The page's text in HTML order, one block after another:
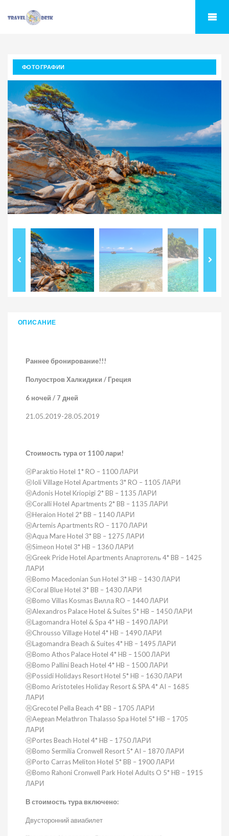
ФОТОГРАФИИ
ОПИСАНИЕ
Раннее бронирование!!!
Полуостров Халкидики / Греция
6 ночей / 7 дней
21.05.2019-28.05.2019
Стоимость тура от 1100 лари!
ⒽParaktio Hotel 1* RO – 1100 ЛАРИ
ⒽIoli Village Hotel Apartments 3* RO – 1105 ЛАРИ
ⒽAdonis Hotel Kriopigi 2* BB – 1135 ЛАРИ
ⒽCoralli Hotel Apartments 2* BB – 1135 ЛАРИ
ⒽHeraion Hotel 2* BB – 1140 ЛАРИ
ⒽArtemis Apartments RO – 1170 ЛАРИ
ⒽAqua Mare Hotel 3* BB – 1275 ЛАРИ
ⒽSimeon Hotel 3* HB – 1360 ЛАРИ
ⒽGreek Pride Hotel Apartments Апартотель 4* BB – 1425
ЛАРИ
ⒽBomo Macedonian Sun Hotel 3* HB – 1430 ЛАРИ
ⒽCoral Blue Hotel 3* BB – 1430 ЛАРИ
ⒽBomo Villas Kosmas Вилла RO – 1440 ЛАРИ
ⒽAlexandros Palace Hotel & Suites 5* HB – 1450 ЛАРИ
ⒽLagomandra Hotel & Spa 4* HB – 1490 ЛАРИ
ⒽChrousso Village Hotel 4* HB – 1490 ЛАРИ
ⒽLagomandra Beach & Suites 4* HB – 1495 ЛАРИ
ⒽBomo Athos Palace Hotel 4* HB – 1500 ЛАРИ
ⒽBomo Pallini Beach Hotel 4* HB – 1500 ЛАРИ
ⒽPossidi Holidays Resort Hotel 5* HB – 1630 ЛАРИ
ⒽBomo Aristoteles Holiday Resort & SPA 4* AI – 1685
ЛАРИ
ⒽGrecotel Pella Beach 4* BB – 1705 ЛАРИ
ⒽAegean Melathron Thalasso Spa Hotel 5* HB – 1705
ЛАРИ
ⒽPortes Beach Hotel 4* HB – 1750 ЛАРИ
ⒽBomo Sermilia Cronwell Resort 5* AI – 1870 ЛАРИ
ⒽPorto Carras Meliton Hotel 5* BB – 1900 ЛАРИ
ⒽBomo Rahoni Cronwell Park Hotel Adults O 5* HB – 1915
ЛАРИ
В стоимость тура включено:
Двусторонний авиабилет